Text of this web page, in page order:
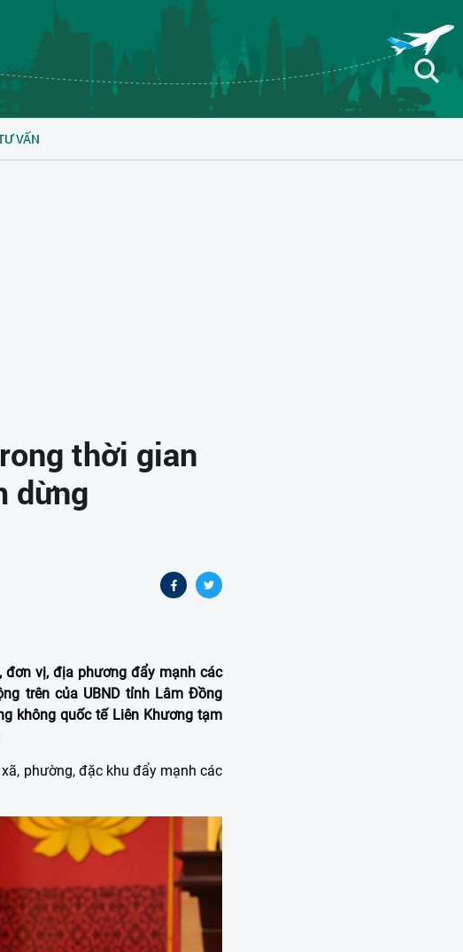
VẤN
thời gian
dừng
vị, địa phương đẩy mạnh các
trên của UBND tỉnh Lâm Đồng
không quốc tế Liên Khương tạm
phường, đặc khu đẩy mạnh các